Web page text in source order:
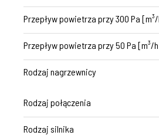
Przepływ powietrza przy 300 Pa
Przepływ powietrza przy 50 Pa [m³/
Rodzaj nagrzewnicy
Rodzaj połączenia
Rodzaj silnika